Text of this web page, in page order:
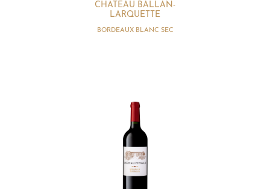
CHÂTEAU BALLAN-
LARQUETTE
BORDEAUX BLANC SEC